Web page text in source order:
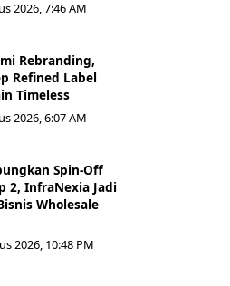
2026, 7:46 AM
Rebranding,
Refined Label
Timeless
2026, 6:07 AM
Spin-Off
2, InfraNexia Jadi
Wholesale
2026, 10:48 PM